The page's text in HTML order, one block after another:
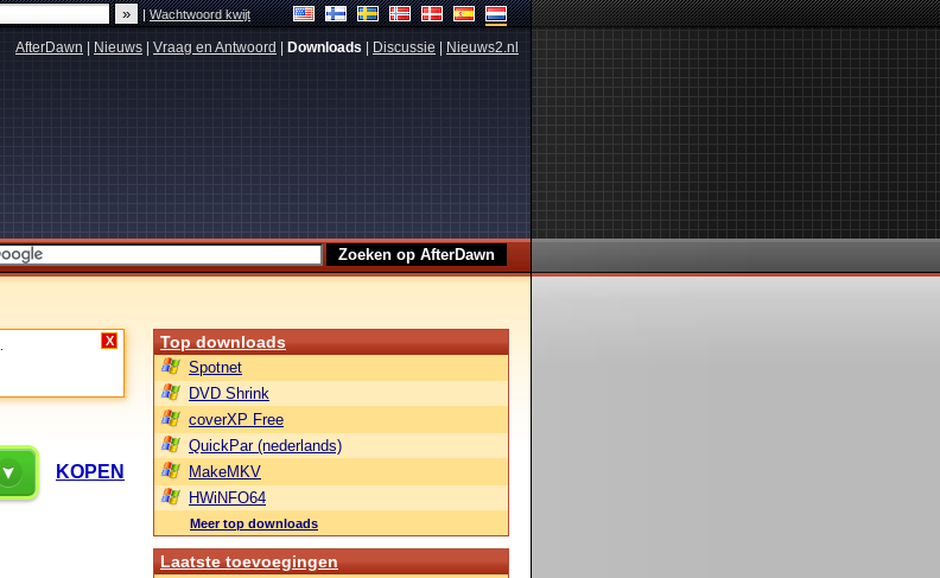
|Wachtwoord kwijt
AfterDawn Nieuws Vraag en Antwoord Downloads Discussie Nieuws2.nl
X
KOPEN
Top downloads
Spotnet
DVD Shrink
coverXP Free
QuickPar (nederlands)
MakeMKV
HWiNFO64
Meer top downloads
Laatste toevoegingen